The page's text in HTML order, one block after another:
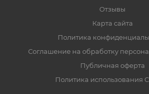
Отзывы
Карта сайта
Политика
Соглашение на обработку
Публичная оферта
Политика использования